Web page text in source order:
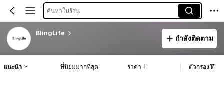
ค้นหาในร้าน
BlingLife
กำลังติดตาม
แนะนำ ที่นิยมมากที่สุด ราคา ตัวกรอง